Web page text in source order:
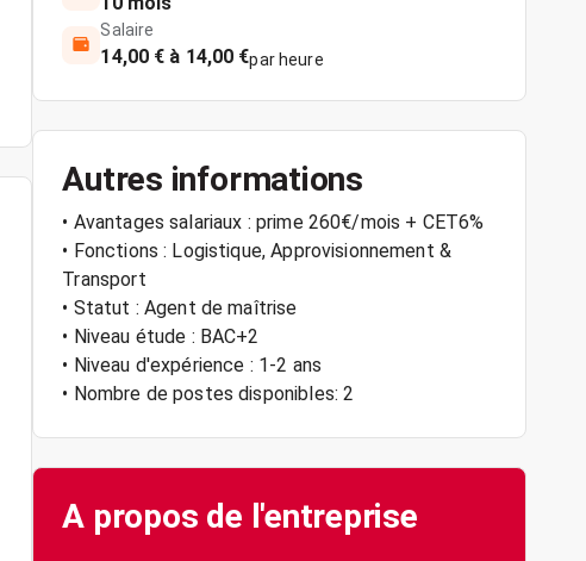
Salaire
14,00 € à 14,00 €par heure
Autres informations
• Avantages salariaux : prime 260€/mois + CET6%
• Fonctions : Logistique, Approvisionnement &
Transport
• Statut : Agent de maîtrise
• Niveau étude : BAC+2
• Niveau d'expérience : 1-2 ans
• Nombre de postes disponibles: 2
A propos de l'entreprise